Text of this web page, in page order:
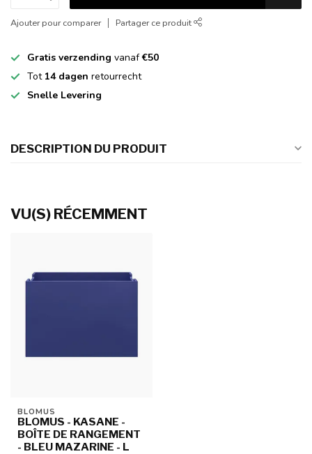
Ajouter pour comparer Partager ce produit
Gratis verzending vanaf€50
Tot 14 dagen retourrecht
Snelle Levering
DESCRIPTION DU PRODUIT
VU(S) RÉCEMMENT
BLOMUS
BLOMUS - KASANE -
BOÎTE DE RANGEMENT
- BLEU MAZARINE - L